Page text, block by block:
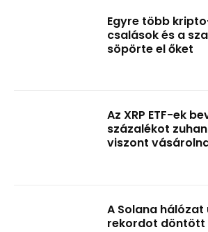
Egyre több
csalások és a
söpörte el őket
Az XRP ETF-ek
százalékot
viszont
A Solana
rekordot döntött